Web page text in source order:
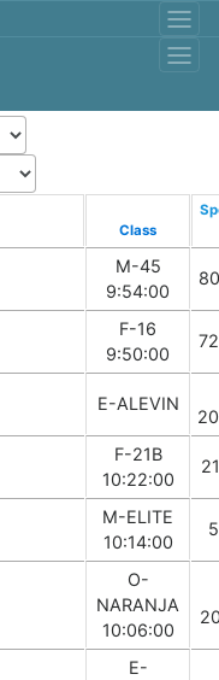
Class
M-45
9:54:00
F-16
9:50:00
E-ALEVIN
F-21B
10:22:00
M-ELITE
10:14:00
O-
NARANJA
10:06:00
E-